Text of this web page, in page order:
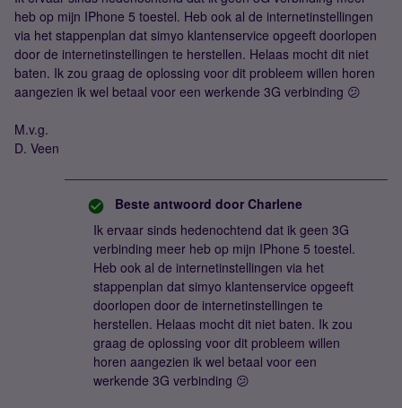
heb op mijn IPhone 5 toestel. Heb ook al de internetinstellingen
via het stappenplan dat simyo klantenservice opgeeft doorlopen
door de internetinstellingen te herstellen. Helaas mocht dit niet
baten. Ik zou graag de oplossing voor dit probleem willen horen
aangezien ik wel betaal voor een werkende 3G verbinding 😕
M.v.g.
D. Veen
Beste antwoord door Charlene
Ik ervaar sinds hedenochtend dat ik geen 3G
verbinding meer heb op mijn IPhone 5 toestel.
Heb ook al de internetinstellingen via het
stappenplan dat simyo klantenservice opgeeft
doorlopen door de internetinstellingen te
herstellen. Helaas mocht dit niet baten. Ik zou
graag de oplossing voor dit probleem willen
horen aangezien ik wel betaal voor een
werkende 3G verbinding 😕